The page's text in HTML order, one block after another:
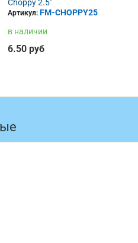
Choppy 2.5"
Артикул: FM-CHOPPY25
в наличии
6.50 руб